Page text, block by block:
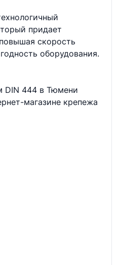
придает
скорость
оборудования.
DIN 444 в Тюмени
магазине крепежа